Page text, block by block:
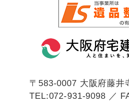
〒583-0007 大阪府藤井
TEL:072-931-9098 ／